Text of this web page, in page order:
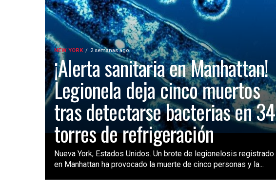
NEW YORK 2 semanas ago
¡Alerta sanitaria en Manhattan!
Legionela deja cinco muertos
tras detectarse bacterias en 34
torres de refrigeración
Nueva York, Estados Unidos. Un brote de legionelosis registrado
en Manhattan ha provocado la muerte de cinco personas y la...